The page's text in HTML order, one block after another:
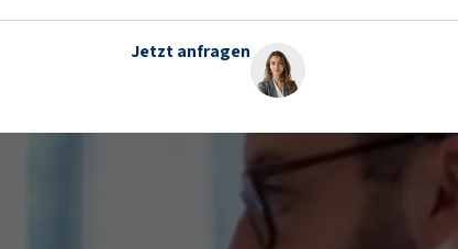
Jetzt anfragen